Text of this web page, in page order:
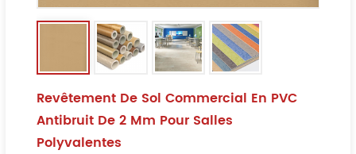
Revêtement De Sol Commercial En PVC
Antibruit De 2 Mm Pour Salles
Polyvalentes